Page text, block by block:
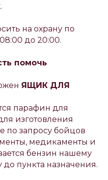
на охрану по
до 20:00.
помочь
ЯЩИК ДЛЯ
парафин для
изготовления
по запросу бойцов
медикаменты и
бензин нашему
до пункта назначения.